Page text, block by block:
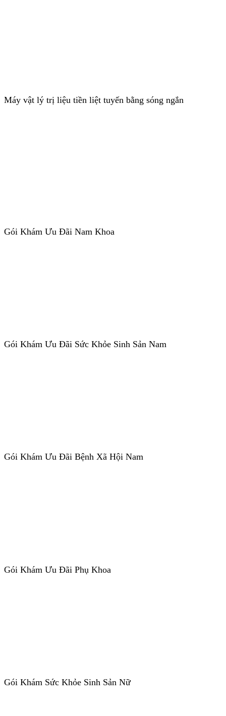
Máy vật lý trị liệu tiền liệt tuyến bằng sóng ngắn
Gói Khám Ưu Đãi Nam Khoa
Gói Khám Ưu Đãi Sức Khỏe Sinh Sản Nam
Gói Khám Ưu Đãi Bệnh Xã Hội Nam
Gói Khám Ưu Đãi Phụ Khoa
Gói Khám Sức Khỏe Sinh Sản Nữ